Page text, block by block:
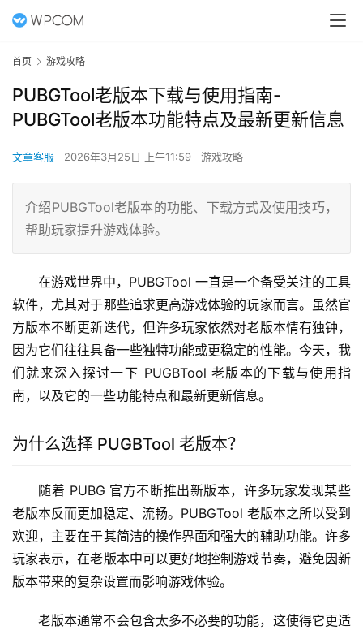
首页 游戏攻略
PUBGTool老版本下载与使用指南-
PUBGTool老版本功能特点及最新更新信息
文章客服 2026年3月25日 上午11:59 游戏攻略
介绍PUBGTool老版本的功能、下载方式及使用技巧，
帮助玩家提升游戏体验。
在游戏世界中，PUBGTool 一直是一个备受关注的工具
软件，尤其对于那些追求更高游戏体验的玩家而言。虽然官
方版本不断更新迭代，但许多玩家依然对老版本情有独钟，
因为它们往往具备一些独特功能或更稳定的性能。今天，我
们就来深入探讨一下 PUGBTool 老版本的下载与使用指
南，以及它的一些功能特点和最新更新信息。
为什么选择 PUGBTool 老版本？
随着 PUBG 官方不断推出新版本，许多玩家发现某些
老版本反而更加稳定、流畅。PUBGTool 老版本之所以受到
欢迎，主要在于其简洁的操作界面和强大的辅助功能。许多
玩家表示，在老版本中可以更好地控制游戏节奏，避免因新
版本带来的复杂设置而影响游戏体验。
老版本通常不会包含太多不必要的功能，这使得它更适